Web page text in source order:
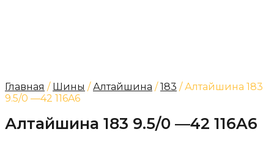
Главная / Шины /Алтайшина /183 / Алтайшина 183
9.5/0 —42 116A6
Алтайшина 183 9.5/0 —42 116A6